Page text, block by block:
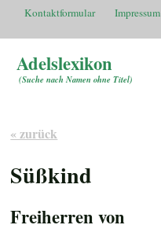
Kontaktformular Impressum
Adelslexikon
(Suche nach Namen ohne Titel)
« zurück
Süßkind
Freiherren von